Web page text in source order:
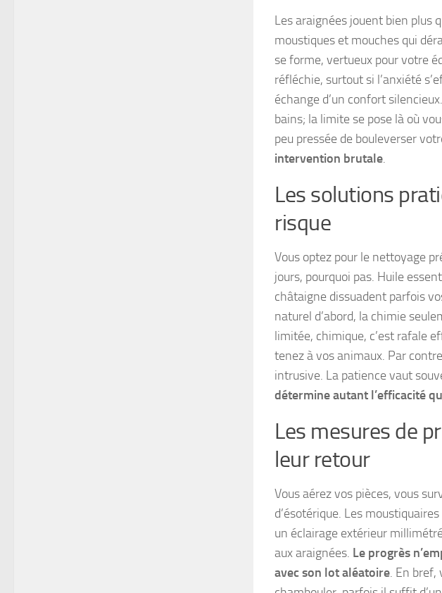
Les araignées jouent bien plus
moustiques et mouches qui
se forme, vertueux pour votre
réfléchie, surtout si l’anxiété
échange d’un confort silencieux
bains; la limite se pose là où
peu pressée de bouleverser
intervention brutale.
Les solutions
risque
Vous optez pour le nettoyage
jours, pourquoi pas. Huile
châtaigne dissuadent parfois
naturel d’abord, la chimie
limitée, chimique, c’est rafale
tenez à vos animaux. Par
intrusive. La patience vaut
détermine autant l’efficacité
Les mesures de
leur retour
Vous aérez vos pièces, vous
d’ésotérique. Les
un éclairage extérieur
aux araignées. Le progrès
avec son lot aléatoire. En bref,